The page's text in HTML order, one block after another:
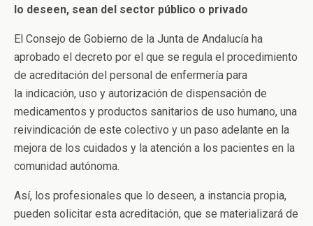
lo deseen, sean del sector público o privado
El Consejo de Gobierno de la Junta de Andalucía ha
aprobado el decreto por el que se regula el procedimiento
de acreditación del personal de enfermería para
la indicación, uso y autorización de dispensación de
medicamentos y productos sanitarios de uso humano, una
reivindicación de este colectivo y un paso adelante en la
mejora de los cuidados y la atención a los pacientes en la
comunidad autónoma.
Así, los profesionales que lo deseen, a instancia propia,
pueden solicitar esta acreditación, que se materializará de